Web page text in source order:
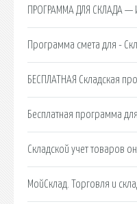
ПРОГРАММА ДЛЯ СКЛАДА
Программа смета для -
БЕСПЛАТНАЯ Складская
Бесплатная программа
Складской учет товаров
МойСклад. Торговля и